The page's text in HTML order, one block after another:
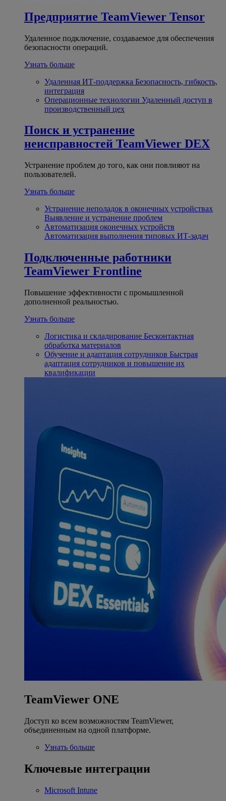
Предприятие TeamViewer Tensor
Удаленное подключение, создаваемое для обеспечения
безопасности операций.
Узнать больше
Удаленная ИТ-поддержка Безопасность, гибкость,
интеграция
Операционные технологии Удаленный доступ в
производственный цех
Поиск и устранение
неисправностей TeamViewer DEX
Устранение проблем до того, как они повлияют на
пользователей.
Узнать больше
Устранение неполадок в оконечных устройствах
Выявление и устранение проблем
Автоматизация оконечных устройств
Автоматизация выполнения типовых ИТ-задач
Подключенные работники
TeamViewer Frontline
Повышение эффективности с промышленной
дополненной реальностью.
Узнать больше
Логистика и складирование Бесконтактная
обработка материалов
Обучение и адаптация сотрудников Быстрая
адаптация сотрудников и повышение их
квалификации
TeamViewer ONE
Доступ ко всем возможностям TeamViewer,
объединенным на одной платформе.
Узнать больше
Ключевые интеграции
Microsoft Intune